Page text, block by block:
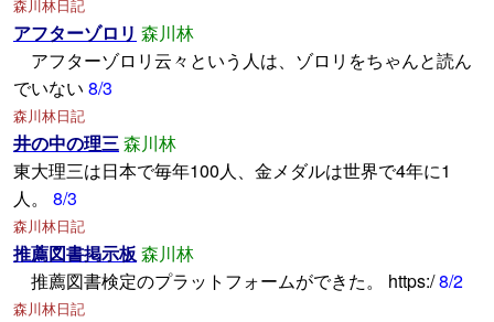
森川林日記
アフターゾロリ 森川林
アフターゾロリ云々という人は、ゾロリをちゃんと読ん
でいない 8/3
森川林日記
井の中の理三森川林
東大理三は日本で毎年100人、金メダルは世界で4年に1
人。 8/3
森川林日記
推薦図書掲示板森川林
推薦図書検定のプラットフォームができた。 https:/8/2
森川林日記